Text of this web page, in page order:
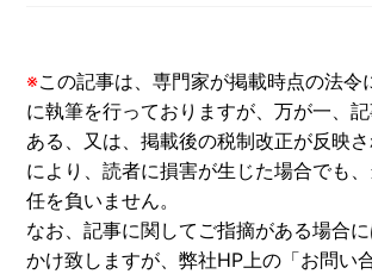
※この記事は、専門家が掲載時点の法令
に執筆を行っておりますが、万が一、
ある、又は、掲載後の税制改正が反映
により、読者に損害が生じた場合でも
任を負いません。
なお、記事に関してご指摘がある場合
かけ致しますが、弊社HP上の「お問い